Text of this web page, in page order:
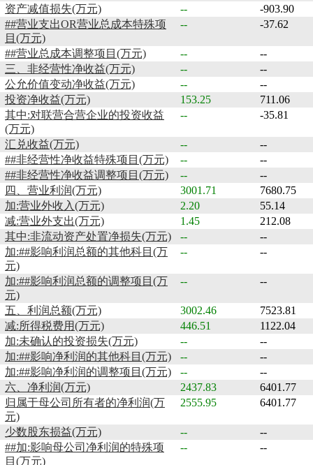
资产减值损失(万元)
--
-903.90
##营业支出OR营业总成本特殊项
目(万元)
-- -37.62
##营业总成本调整项目(万元) --
--
三、非经营性净收益(万元)
--
--
公允价值变动净收益(万元)
--
--
投资净收益(万元)
153.25
711.06
其中:对联营合营企业的投资收益
(万元)
-- -35.81
汇兑收益(万元) --
--
##非经营性净收益特殊项目(万元)
--
--
##非经营性净收益调整项目(万元)
--
--
四、营业利润(万元)
3001.71
7680.75
加:营业外收入(万元)
2.20
55.14
减:营业外支出(万元)
1.45
212.08
其中:非流动资产处置净损失(万元)
--
--
加:##影响利润总额的其他科目(万
元)
-- --
加:##影响利润总额的调整项目(万
元)
-- --
五、利润总额(万元) 3002.46
7523.81
减:所得税费用(万元)
446.51
1122.04
加:未确认的投资损失(万元)
--
--
加:##影响净利润的其他科目(万元)
--
--
加:##影响净利润的调整项目(万元)
--
--
六、净利润(万元)
2437.83
6401.77
归属于母公司所有者的净利润(万
元)
2555.95 6401.77
少数股东损益(万元) --
--
##加:影响母公司净利润的特殊项
目(万元)
-- --